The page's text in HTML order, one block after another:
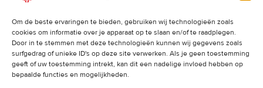
Om de beste ervaringen te bieden, gebruiken wij technologieën zoals
cookies om informatie over je apparaat op te slaan en/of te raadplegen.
Door in te stemmen met deze technologieën kunnen wij gegevens zoals
surfgedrag of unieke ID's op deze site verwerken. Als je geen toestemming
geeft of uw toestemming intrekt, kan dit een nadelige invloed hebben op
bepaalde functies en mogelijkheden.
Cancellations:
Indien u een afspraak wilt wijzigen of annuleren, vragen wij
u dit 24 uur van tevoren door te geven. Anders worden de